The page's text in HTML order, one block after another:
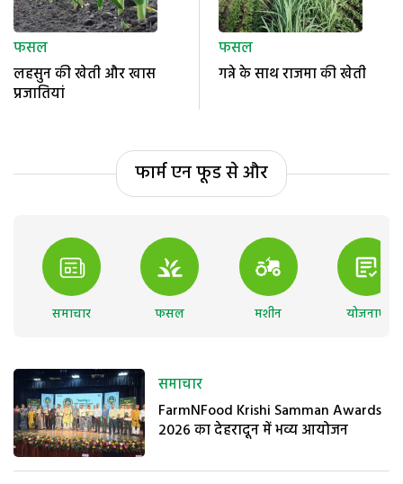
फसल
लहसुन की खेती और खास
प्रजातियां
फसल
गन्ने के साथ राजमा की खेती
फार्म एन फूड से और
समाचार फसल मशीन योजनाएं
समाचार
FarmNFood Krishi Samman Awards
2026 का देहरादून में भव्य आयोजन